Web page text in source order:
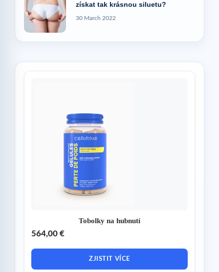
získat tak krásnou siluetu?
30 March 2022
Tobolky na hubnutí
564,00 €
ZJISTIT VÍCE